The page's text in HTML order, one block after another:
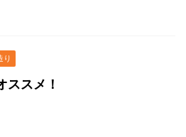
り
ススメ！